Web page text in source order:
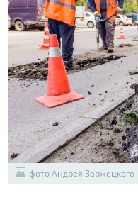
фото Андрея Заржецкого